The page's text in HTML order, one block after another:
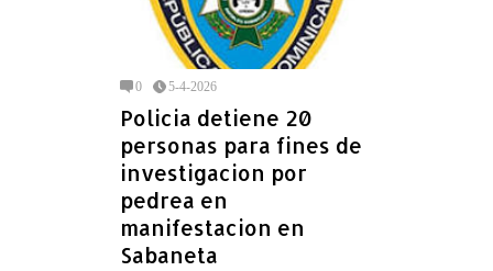
0 5-4-2026
Policia detiene 20
personas para fines de
investigacion por
pedrea en
manifestacion en
Sabaneta